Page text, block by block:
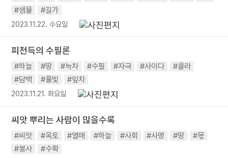
#샘물
#길가
2023.11.22. 수요일
피천득의 수필론
#하늘 #땅 #녹차 #수필 #자극 #사이다
#콜라
#담백
#풀빛 #잎차
2023.11.21. 화요일
씨앗 뿌리는 사람이 많을수록
#씨앗 #옥토 #열매 #하늘 #사회 #사명 #땅
#몫
#봉사
#수확